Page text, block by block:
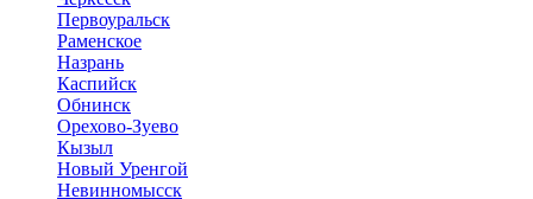
Первоуральск
Раменское
Назрань
Каспийск
Обнинск
Орехово-Зуево
Кызыл
Новый Уренгой
Невинномысск